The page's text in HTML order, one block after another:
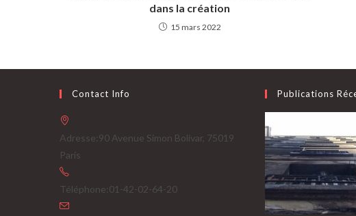
dans la création
15 mars 2022
Contact Info
Adresse:90 Avenue Simon Bolivar, 75019
Paris
Téléphone:01-42-02-64-20
Publications